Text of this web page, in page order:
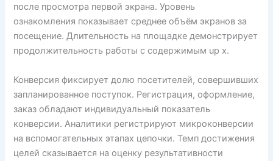
после просмотра первой экрана. Уровень
ознакомления показывает среднее объём экранов за
посещение. Длительность на площадке демонстрирует
продолжительность работы с содержимым up x.
Конверсия фиксирует долю посетителей, совершивших
запланированное поступок. Регистрация, оформление,
заказ обладают индивидуальный показатель
конверсии. Аналитики регистрируют микроконверсии
на вспомогательных этапах цепочки. Темп достижения
целей сказывается на оценку результативности